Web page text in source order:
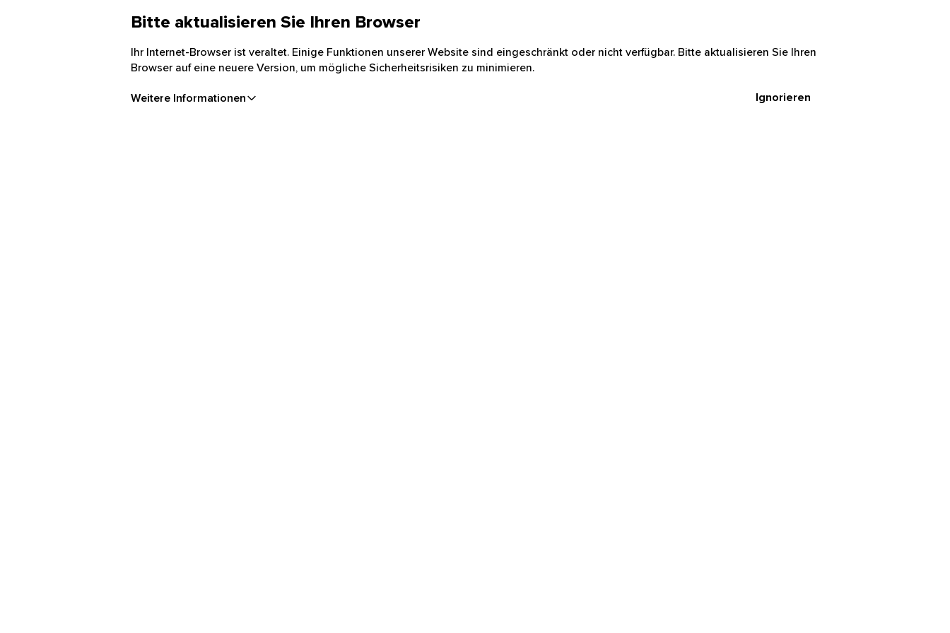
Bitte aktualisieren Sie Ihren Browser
Ihr Internet-Browser ist veraltet. Einige Funktionen unserer Website sind eingeschränkt oder nicht verfügbar. Bitte aktualisieren Sie Ihren
Browser auf eine neuere Version, um mögliche Sicherheitsrisiken zu minimieren.
Weitere Informationen Ignorieren